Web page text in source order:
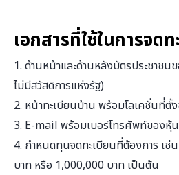
เอกสารที่ใช้ในการจด
1. ด้านหน้าและด้านหลังบัตรประชาช
ไม่มีสวัสดิการแห่งรัฐ)
2. หน้าทะเบียนบ้าน พร้อมโลเคชั่นที่ตั้
3. E-mail พร้อมเบอร์โทรศัพท์ของหุ้
4. กำหนดทุนจดทะเบียนที่ต้องการ เช่
บาท หรือ 1,000,000 บาท เป็นต้น